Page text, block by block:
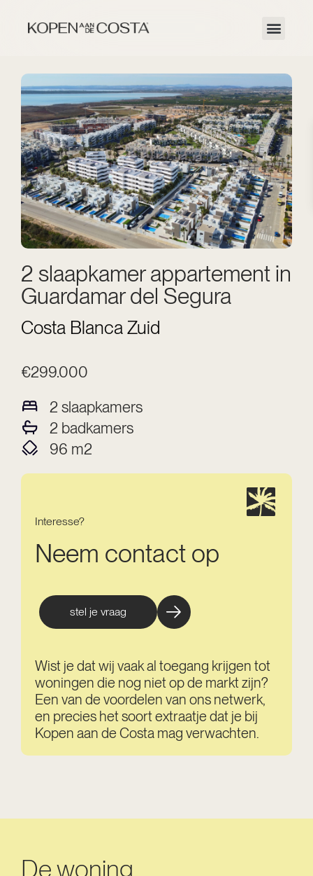
2 slaapkamer appartement in
Guardamar del Segura
Costa Blanca Zuid
€299.000
2 slaapkamers
2 badkamers
96 m2
Interesse?
Neem contact op
stel je vraag
Wist je dat wij vaak al toegang krijgen tot
woningen die nog niet op de markt zijn?
Een van de voordelen van ons netwerk,
en precies het soort extraatje dat je bij
Kopen aan de Costa mag verwachten.
De woning